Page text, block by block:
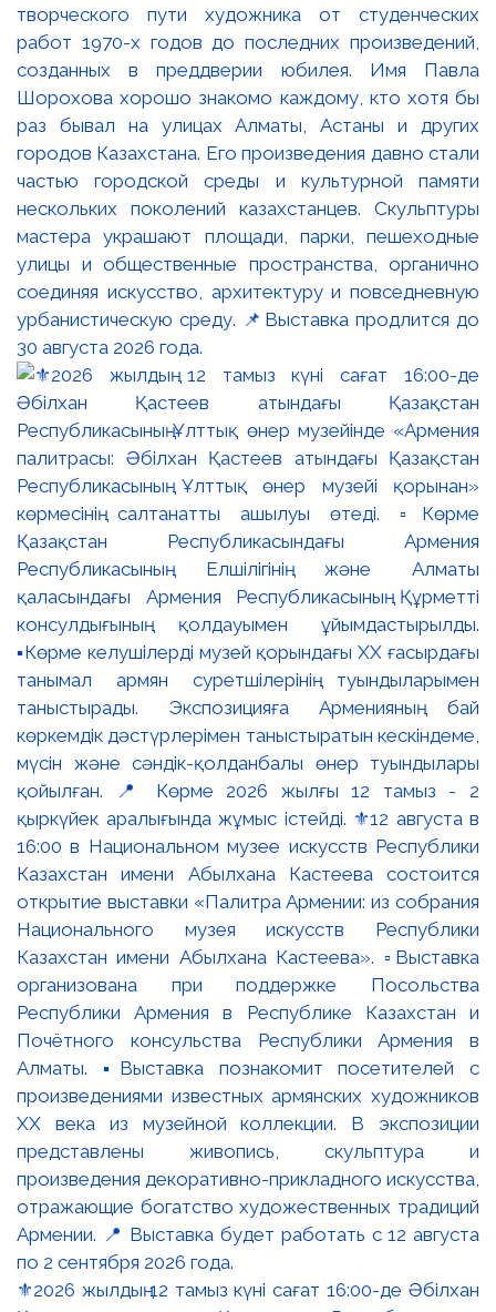
творческого пути художника от студенческих
работ 1970-х годов до последних произведений,
созданных в преддверии юбилея. Имя Павла
Шорохова хорошо знакомо каждому, кто хотя бы
раз бывал на улицах Алматы, Астаны и других
городов Казахстана. Его произведения давно стали
частью городской среды и культурной памяти
нескольких поколений казахстанцев. Скульптуры
мастера украшают площади, парки, пешеходные
улицы и общественные пространства, органично
соединяя искусство, архитектуру и повседневную
урбанистическую среду. 📌Выставка продлится до
30 августа 2026 года.
⚜️2026 жылдың 12 тамыз күні сағат 16:00-де Әбілхан